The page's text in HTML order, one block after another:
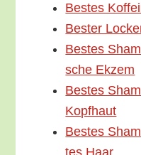
Bes­tes
Bes­ter
Bes­tes
sche Ekzem
Bes­tes
Kopfhaut
Bes­tes